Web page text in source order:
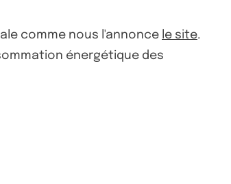
comme nous l'annonce le site.
énergétique des